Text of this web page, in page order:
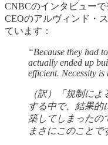
CNBCのインタビュー
CEOのアルヴィンド・
ています：
“Because they had
actually ended up
efficient. Necessity
（訳）「規制に
する中で、結果的
築してしまったの
まさにこのことで